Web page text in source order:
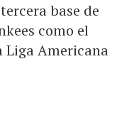
base de
como el
Liga Americana